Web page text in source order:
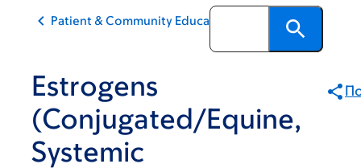
Patient & Community Education
Estrogens
(Conjugated/Equine,
Systemic